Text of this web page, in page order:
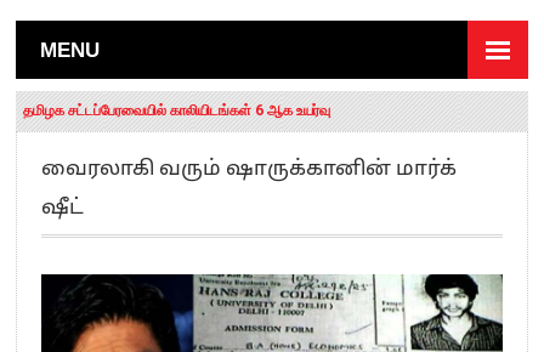
MENU
தமிழக சட்டப்பேரவையில் காலியிடங்கள் 6 ஆக உயர்வு
யூதர்களின் நாட்டை அழிக்க ஈரான் முயற்சி – இஸ்ரேல் பிரதமர் நெதன்யாகு
எங்களை நீக்குவதற்கு இபிஎஸ்க்கு அதிகாரம் இல்லை.. – சி. வி.சண்முகம்
எஸ்.பி.வேலுமணி, சி.வி.சண்முகம் உள்ளிட்ட MLA-க்கள் பதவி பறிப்பு
“மாணவர்கள் நடத்திய மொழிப்போரில் ஸ்டிக்கர் ஒட்டிக்கொண்டது திமுக”- பாமக
தலைவர் அன்புமணி ராமதாஸ்
பிரவீன் சக்ரவர்த்தியின் கருத்து காங்கிரஸ் தலைமையின் கருத்து கிடையாது – கார்த்தி
வைரலாகி வரும் ஷாருக்கானின் மார்க்
ஷீட்